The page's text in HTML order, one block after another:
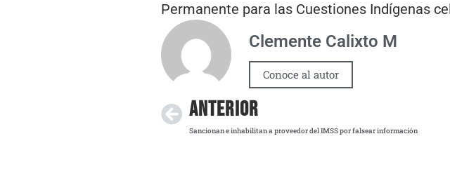
Permanente para las Cuestiones Indígenas
Clemente Calixto M
Conoce al autor
ANTERIOR
Sancionan e inhabilitan a proveedor del IMSS por falsear información